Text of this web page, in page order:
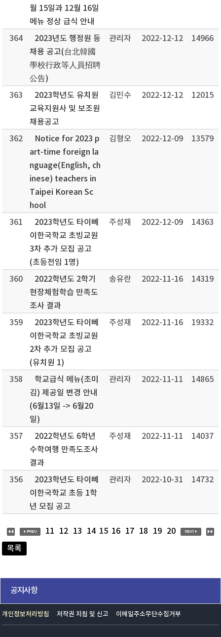
월 15일과 12월 16일
메뉴 정상 급식 안내
364
2023년도 행정원 등
채용 공고(台北韓國
學校行政等人員招聘
公告)
관리자 2022-12-12 14966
363
2023학년도 유치원
교육지원사 및 보조원
채용공고
김민수 2022-12-12 12015
362
Notice for 2023 p
art-time foreign la
nguage(English, ch
inese) teachers in
Taipei Korean Sc
hool
김형오 2022-12-09 13579
361
2023학년도 타이뻬
이한국학교 초빙교원
3차 추가 모집 공고
(초등전임 1명)
주성재 2022-12-09 14363
360
2022학년도 2학기
현장체험학습 만족도
조사 결과
송유란 2022-11-16 14319
359
2023학년도 타이뻬
이한국학교 초빙교원
2차 추가 모집 공고
(유치원 1)
주성재 2022-11-16 19332
358
학교급식 메뉴(조미
김) 제공일 변경 안내
(6월13일 -> 6월20
일)
관리자 2022-11-11 14865
357
2022학년도 6학년
수학여행 만족도조사
결과
주성재 2022-11-11 14037
356
2023학년도 타이뻬
이한국학교 초등 1학
년 모집 공고
관리자 2022-10-31 14732
11 12 13 14 15 16 17 18 19
20
목록
공지사항
개인정보처리방침 저작권 지침 및 신고 이메일주소무단수집거부